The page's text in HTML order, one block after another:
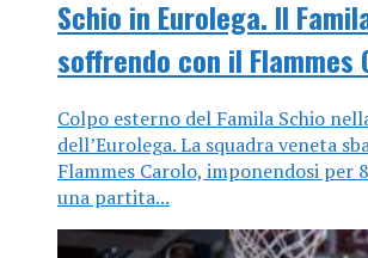
Schio in Eurolega. Il
soffrendo con il Flammes
Colpo esterno del Famila Schio
dell’Eurolega. La squadra veneta
Flammes Carolo, imponendosi per
una partita...